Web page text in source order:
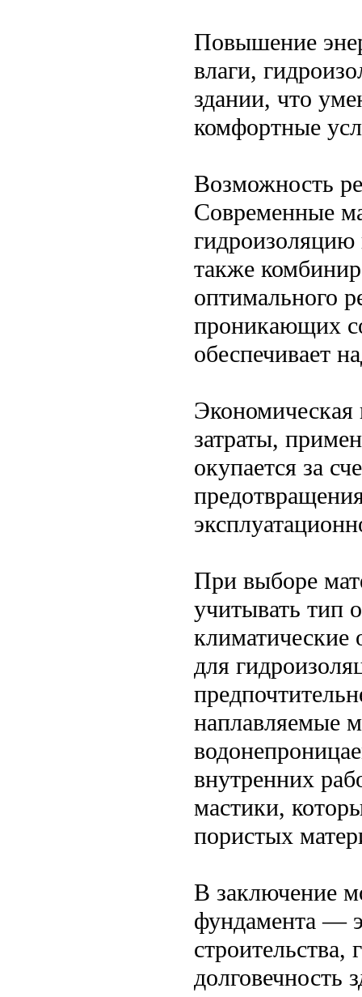
Повышение
влаги,
здании, что
комфортные
Возможность
Современные
гидроизоляцию
также
оптимального
проникающих
обеспечивает
Экономическая
затраты,
окупается за
При выборе
учитывать тип
для
наплавляемые
внутренних
мастики,
пористых
В заключение
фундамента —
долговечность